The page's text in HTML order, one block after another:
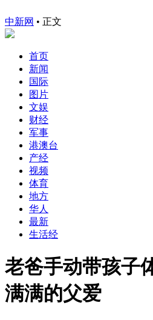
中新网 • 正文
首页
新闻
国际
图片
文娱
财经
军事
港澳台
产经
视频
体育
地方
华人
最新
生活经
老爸手动带孩子
满满的父爱